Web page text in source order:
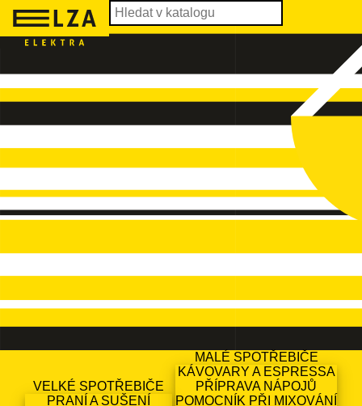
VELKÉ SPOTŘEBIČE
PRANÍ A SUŠENÍ
MALÉ SPOTŘEBIČE
KÁVOVARY A ESPRESSA
PŘÍPRAVA NÁPOJŮ
POMOCNÍK PŘI MIXOVÁNÍ